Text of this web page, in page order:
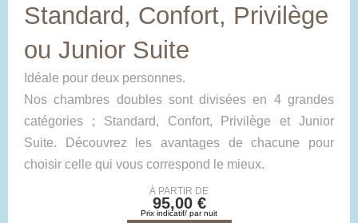
Standard, Confort, Privilège
ou Junior Suite
Idéale pour deux personnes.
Nos chambres doubles sont divisées en 4 grandes
catégories ; Standard, Confort, Privilège et Junior
Suite. Découvrez les avantages de chacune pour
choisir celle qui vous correspond le mieux.
À PARTIR DE
95,00 €
Prix indicatif/ par nuit